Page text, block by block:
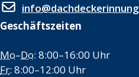
Geschäftszeiten
Mo–Do: 8:00–16:00 Uhr
Fr: 8:00–12:00 Uhr